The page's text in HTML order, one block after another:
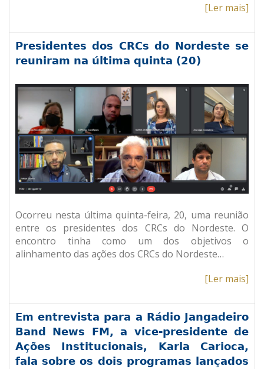
[Ler mais]
Presidentes dos CRCs do Nordeste se
reuniram na última quinta (20)
Ocorreu nesta última quinta-feira, 20, uma reunião
entre os presidentes dos CRCs do Nordeste. O
encontro tinha como um dos objetivos o
alinhamento das ações dos CRCs do Nordeste…
[Ler mais]
Em entrevista para a Rádio Jangadeiro
Band News FM, a vice-presidente de
Ações Institucionais, Karla Carioca,
fala sobre os dois programas lançados